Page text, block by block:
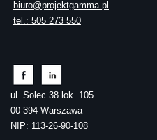
biuro@projektgamma.pl
tel.: 505 273 550
ul. Solec 38 lok. 105
00-394 Warszawa
NIP: 113-26-90-108